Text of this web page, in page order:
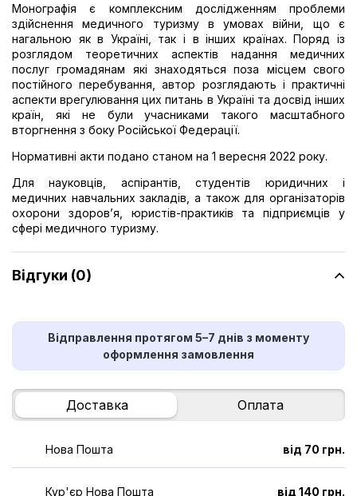
Монографія є комплексним дослідженням проблеми
здійснення медичного туризму в умовах війни, що є
нагальною як в Україні, так і в інших країнах. Поряд із
розглядом теоретичних аспектів надання медичних
послуг громадянам які знаходяться поза місцем свого
постійного перебування, автор розглядають і практичні
аспекти врегулювання цих питань в Україні та досвід інших
країн, які не були учасниками такого масштабного
вторгнення з боку Російської Федерації.
Нормативні акти подано станом на 1 вересня 2022 року.
Для науковців, аспірантів, студентів юридичних і
медичних навчальних закладів, а також для організаторів
охорони здоров’я, юристів-практиків та підприємців у
сфері медичного туризму.
Відгуки (0)
Відправлення протягом 5–7 днів з моменту
оформлення замовлення
Доставка Оплата
Нова Пошта від 70 грн.
Кур'єр Нова Пошта від 140 грн.